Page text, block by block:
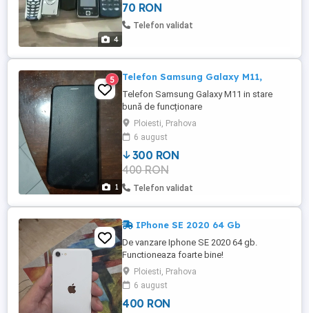
4
70 RON
Telefon validat
1
5 Telefon Samsung Galaxy M11,
Telefon Samsung Galaxy M11 in stare
bună de funcționare
Ploiesti, Prahova
6 august
300 RON
400 RON
Telefon validat
IPhone SE 2020 64 Gb
De vanzare Iphone SE 2020 64 gb.
Functioneaza foarte bine!
Ploiesti, Prahova
6 august
400 RON